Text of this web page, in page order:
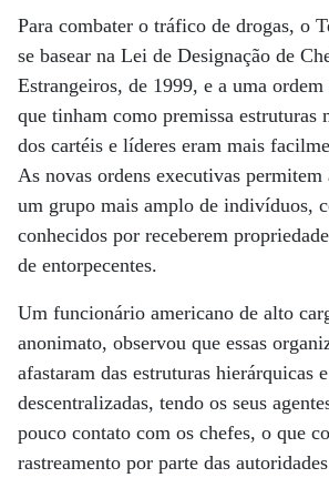
Para combater o tráfico de drogas, o
se basear na Lei de Designação de
Estrangeiros, de 1999, e a uma
que tinham como premissa estruturas
dos cartéis e líderes eram mais
As novas ordens executivas
um grupo mais amplo de indivíduos,
conhecidos por receberem
de entorpecentes.
Um funcionário americano de alto
anonimato, observou que essas
afastaram das estruturas hierárquicas
descentralizadas, tendo os seus
pouco contato com os chefes, o que
rastreamento por parte das